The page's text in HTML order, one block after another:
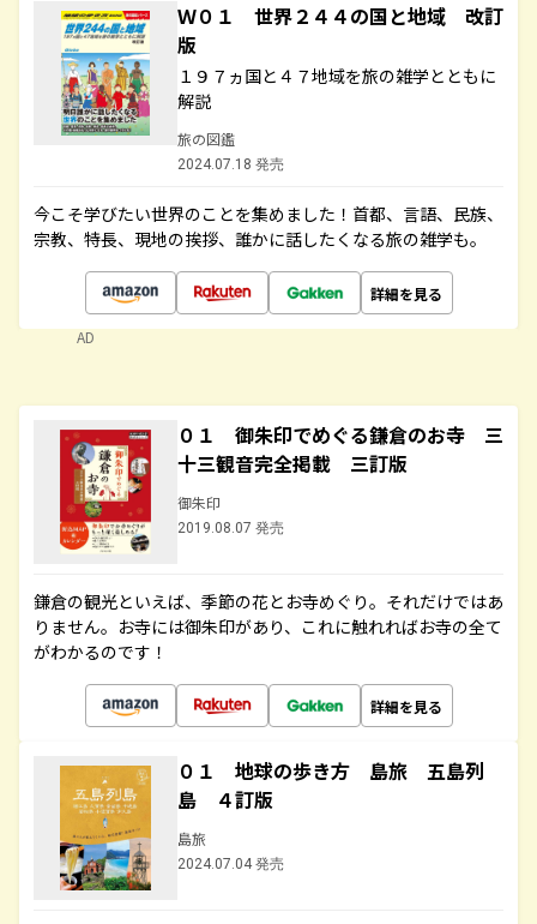
Ｗ０１ 世界２４４の国と地域 改訂
版
１９７ヵ国と４７地域を旅の雑学とともに
解説
旅の図鑑
2024.07.18 発売
今こそ学びたい世界のことを集めました！首都、言語、民族、
宗教、特長、現地の挨拶、誰かに話したくなる旅の雑学も。
詳細を見る
AD
０１ 御朱印でめぐる鎌倉のお寺 三
十三観音完全掲載 三訂版
御朱印
2019.08.07 発売
鎌倉の観光といえば、季節の花とお寺めぐり。それだけではあ
りません。お寺には御朱印があり、これに触れればお寺の全て
がわかるのです！
詳細を見る
０１ 地球の歩き方 島旅 五島列
島 ４訂版
島旅
2024.07.04 発売